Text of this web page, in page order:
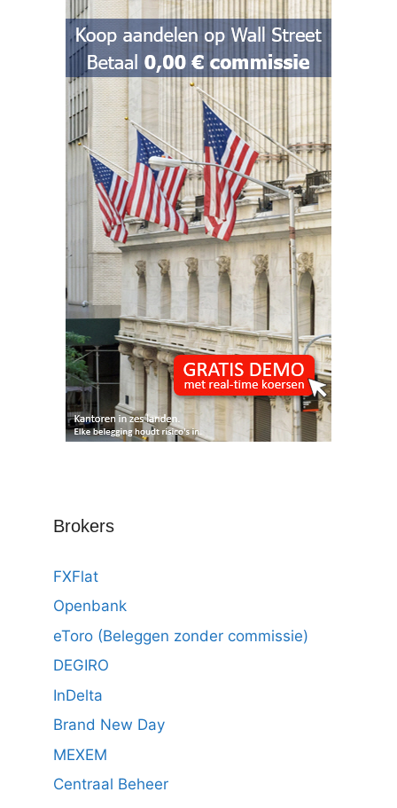
Brokers
FXFlat
Openbank
eToro (Beleggen zonder commissie)
DEGIRO
InDelta
Brand New Day
MEXEM
Centraal Beheer